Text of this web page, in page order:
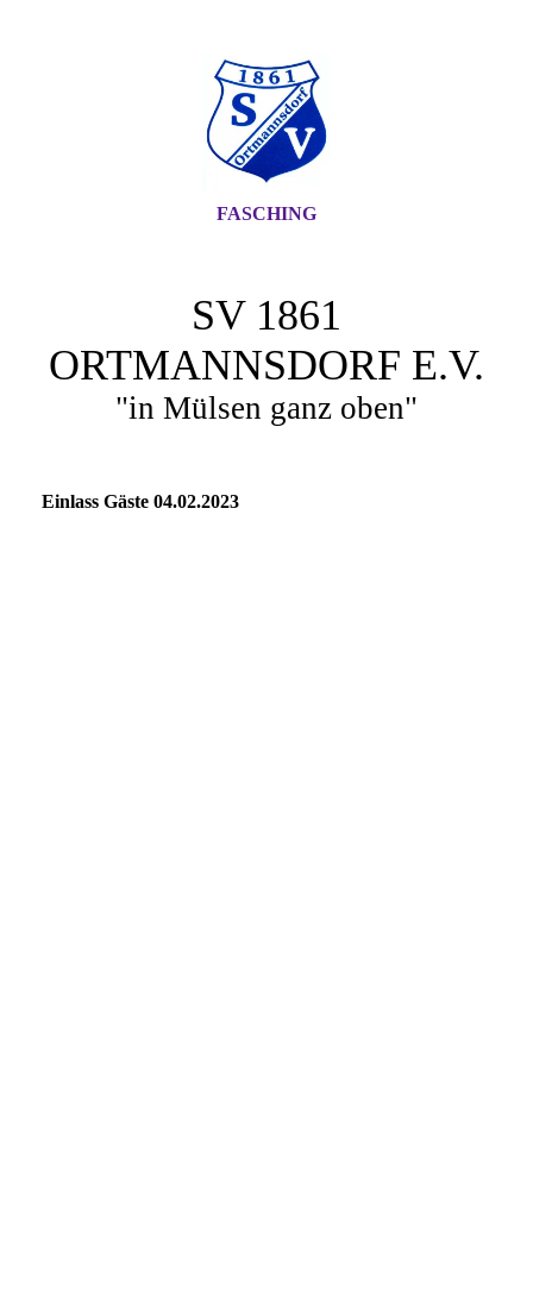
FASCHING
SV 1861
ORTMANNSDORF E.V.
"in Mülsen ganz oben"
Einlass Gäste 04.02.2023